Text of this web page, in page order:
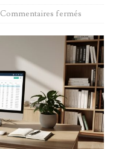
Commentaires fermés